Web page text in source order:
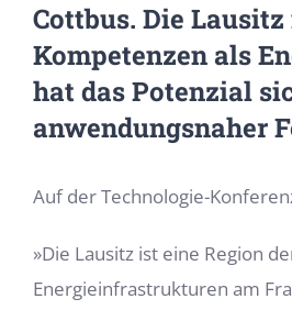
Cottbus. Die
Kompetenzen als
hat das Potenzial
anwendungsnaher
Auf der Technologie-
»Die Lausitz ist eine Region
Energieinfrastrukturen am